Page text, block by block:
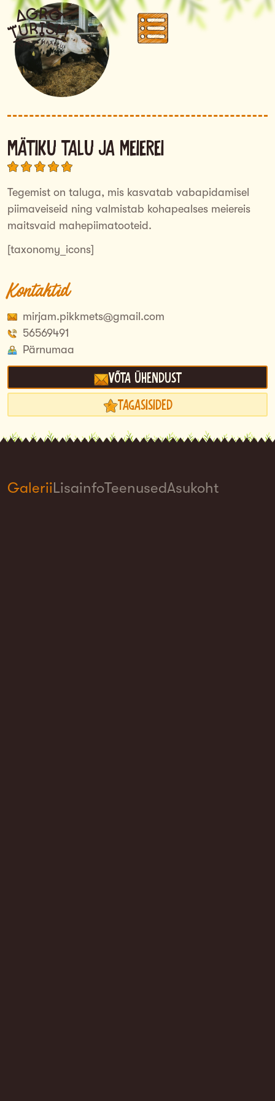
Mätiku talu ja meierei
Tegemist on taluga, mis kasvatab vabapidamisel
piimaveiseid ning valmistab kohapealses meiereis
maitsvaid mahepiimatooteid.
[taxonomy_icons]
Kontaktid
mirjam.pikkmets@gmail.com
56569491
Pärnumaa
Võta ühendust
Tagasisided
GaleriiLisainfoTeenusedAsukoht